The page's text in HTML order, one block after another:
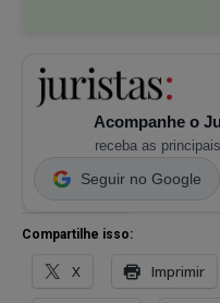
Acompanhe o
receba as
Seguir no Google
Compartilhe isso:
X Imprimir